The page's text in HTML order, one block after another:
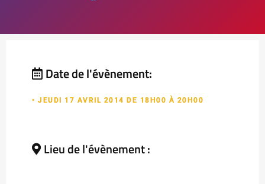
Date de l'évènement:
• JEUDI 17 AVRIL 2014 DE 18H00 À 20H00
Lieu de l'évènement :